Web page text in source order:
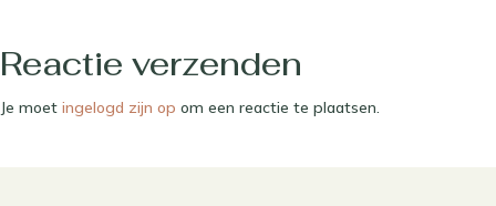
Reactie verzenden
Je moet ingelogd zijn op om een reactie te plaatsen.